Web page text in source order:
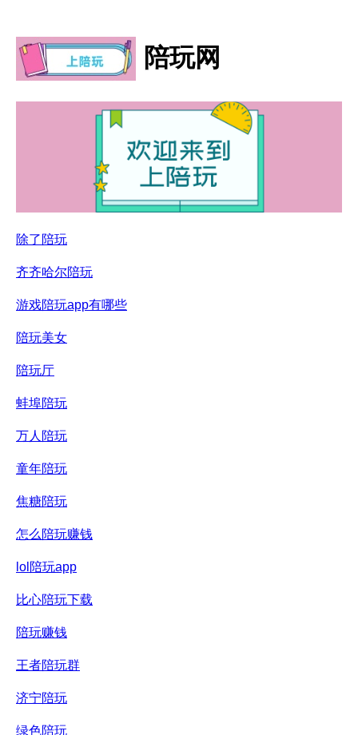
陪玩网
除了陪玩
齐齐哈尔陪玩
游戏陪玩app有哪些
陪玩美女
陪玩厅
蚌埠陪玩
万人陪玩
童年陪玩
焦糖陪玩
怎么陪玩赚钱
lol陪玩app
比心陪玩下载
陪玩赚钱
王者陪玩群
济宁陪玩
绿色陪玩